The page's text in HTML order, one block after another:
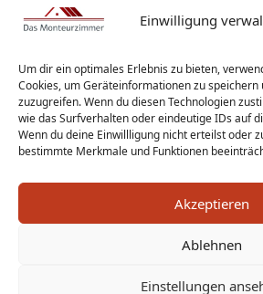
Einwilligung
Um dir ein optimales Erlebnis zu bieten,
Cookies, um Geräteinformationen zu
zuzugreifen. Wenn du diesen Technologien
wie das Surfverhalten oder eindeutige IDs auf
Wenn du deine Einwillligung nicht erteilst oder
bestimmte Merkmale und Funktionen
Akzeptieren
Ablehnen
Einstellungen
Haftungsausschluss AGB